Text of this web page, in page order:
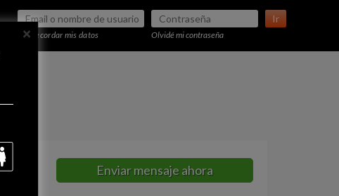
Ir
Recordar mis datos Olvidé mi contraseña
Enviar mensaje ahora
×